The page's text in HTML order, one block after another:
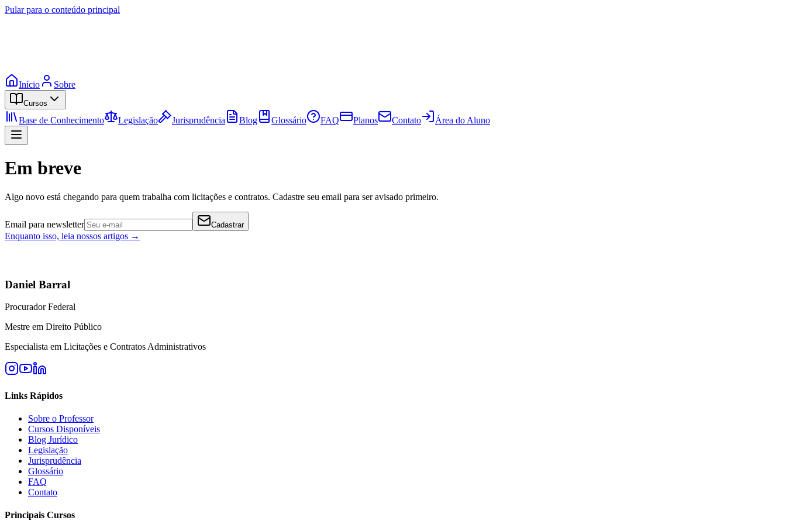
Pular para o conteúdo principal
Início Sobre
Cursos
Base de Conhecimento Legislação Jurisprudência Blog Glossário FAQ Planos Contato Área do Aluno
Em breve
Algo novo está chegando para quem trabalha com licitações e contratos. Cadastre seu email para ser avisado primeiro.
Email para newsletter Cadastrar
Enquanto isso, leia nossos artigos →
Daniel Barral
Procurador Federal
Mestre em Direito Público
Especialista em Licitações e Contratos Administrativos
Links Rápidos
Sobre o Professor
Cursos Disponíveis
Blog Jurídico
Legislação
Jurisprudência
Glossário
FAQ
Contato
Principais Cursos